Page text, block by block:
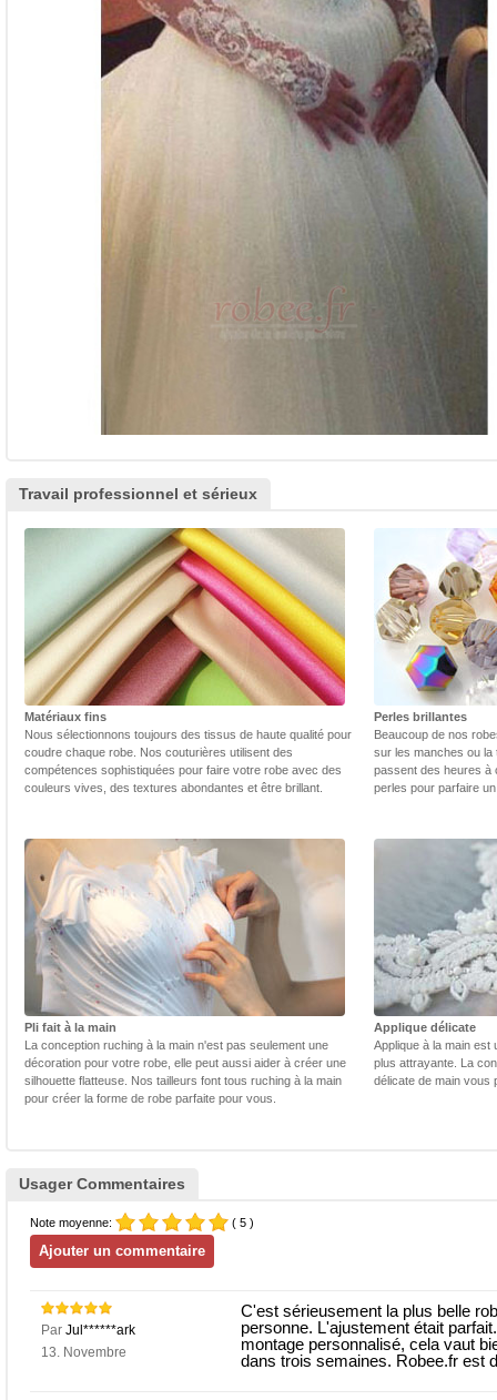
Travail professionnel et sérieux
Matériaux fins
Nous sélectionnons toujours des tissus de haute qualité pour
coudre chaque robe. Nos couturières utilisent des
compétences sophistiquées pour faire votre robe avec des
couleurs vives, des textures abondantes et être brillant.
Perles brillantes
Beaucoup de nos
sur les manches ou la
passent des heures à
perles pour parfaire
Pli fait à la main
La conception ruching à la main n'est pas seulement une
décoration pour votre robe, elle peut aussi aider à créer une
silhouette flatteuse. Nos tailleurs font tous ruching à la main
pour créer la forme de robe parfaite pour vous.
Applique délicate
Applique à la main est
plus attrayante. La
délicate de main vous
Usager Commentaires
Note moyenne: ( 5 )
Par Jul******ark
13. Novembre
C'est sérieusement la plus belle
personne. L'ajustement était
montage personnalisé, cela vaut
dans trois semaines. Robee.fr est